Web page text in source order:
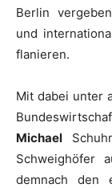
Berlin
und
flanieren.
Mit dabei unter
Michael
Schweighöfer
demnach den